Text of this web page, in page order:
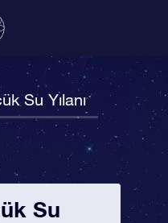
Su Yılanı
Su